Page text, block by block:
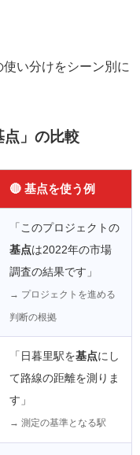
い分けをシーン別に
点」の比較
🔴 基点を使う例
「このプロジェクトの
基点は2022年の市場
調査の結果です」
→ プロジェクトを進める
判断の根拠
「日暮里駅を基点にし
て路線の距離を測りま
す」
→ 測定の基準となる駅